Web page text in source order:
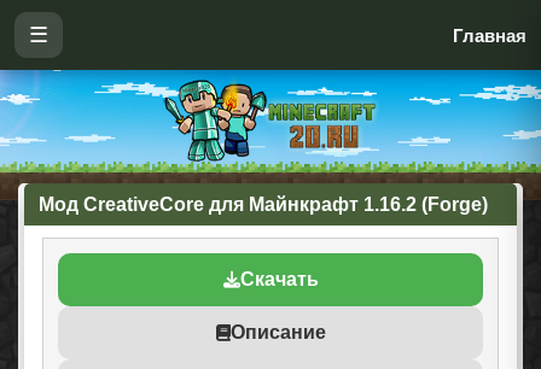
☰ Главная
Мод CreativeCore для Майнкрафт 1.16.2 (Forge)
Скачать
Описание